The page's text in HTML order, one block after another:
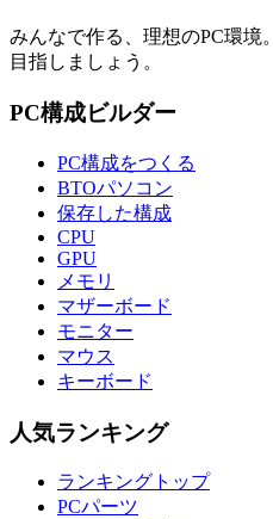
みんなで作る、理想のPC環境。
目指しましょう。
PC構成ビルダー
PC構成をつくる
BTOパソコン
保存した構成
CPU
GPU
メモリ
マザーボード
モニター
マウス
キーボード
人気ランキング
ランキングトップ
PCパーツ